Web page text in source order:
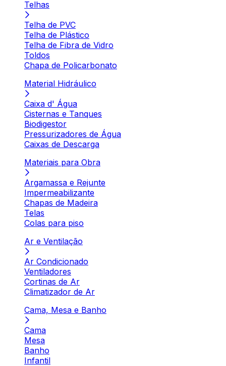
Telhas
Telha de PVC
Telha de Plástico
Telha de Fibra de Vidro
Toldos
Chapa de Policarbonato
Material Hidráulico
Caixa d' Água
Cisternas e Tanques
Biodigestor
Pressurizadores de Água
Caixas de Descarga
Materiais para Obra
Argamassa e Rejunte
Impermeabilizante
Chapas de Madeira
Telas
Colas para piso
Ar e Ventilação
Ar Condicionado
Ventiladores
Cortinas de Ar
Climatizador de Ar
Cama, Mesa e Banho
Cama
Mesa
Banho
Infantil